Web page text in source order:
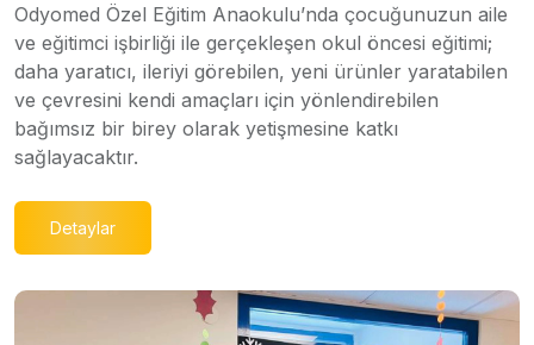
Odyomed Özel Eğitim Anaokulu’nda çocuğunuzun aile
ve eğitimci işbirliği ile gerçekleşen okul öncesi eğitimi;
daha yaratıcı, ileriyi görebilen, yeni ürünler yaratabilen
ve çevresini kendi amaçları için yönlendirebilen
bağımsız bir birey olarak yetişmesine katkı
sağlayacaktır.
Detaylar